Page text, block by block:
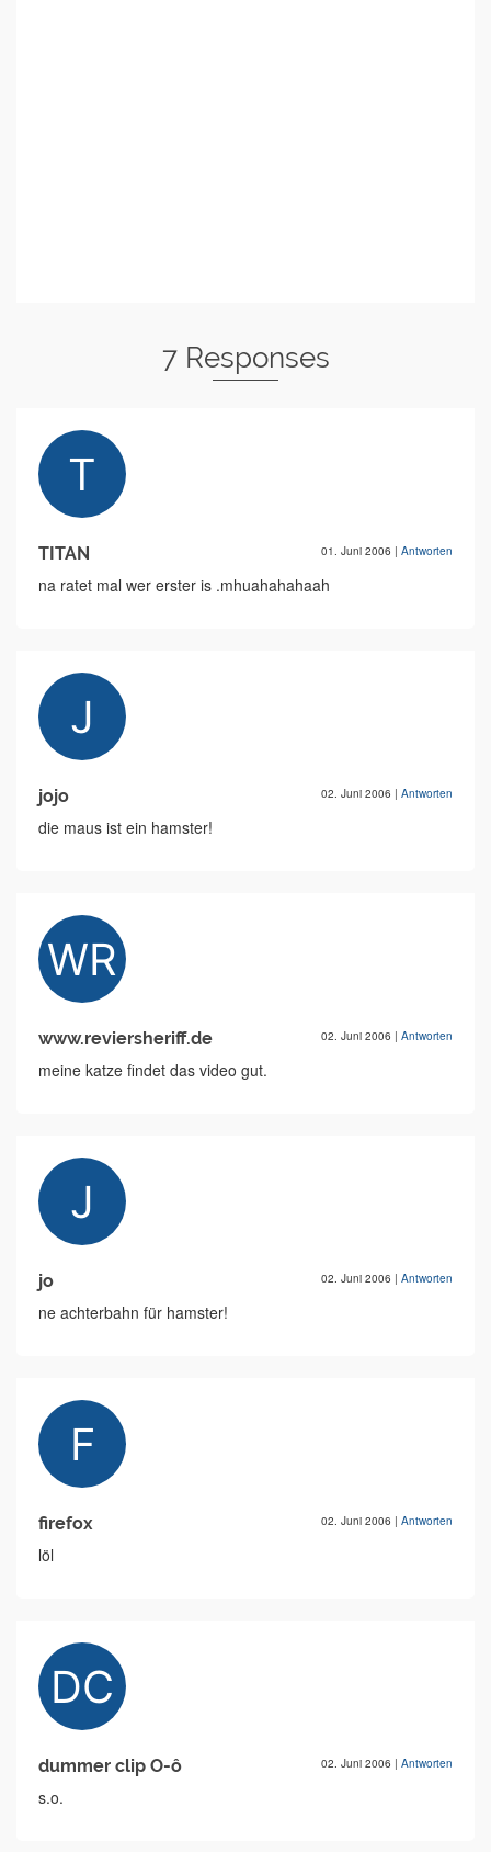
7 Responses
TITAN 01. Juni 2006 | Antworten
na ratet mal wer erster is .mhuahahahaah
jojo 02. Juni 2006 | Antworten
die maus ist ein hamster!
www.reviersheriff.de 02. Juni 2006 | Antworten
meine katze findet das video gut.
jo 02. Juni 2006 | Antworten
ne achterbahn für hamster!
firefox 02. Juni 2006 | Antworten
löl
dummer clip O-ô 02. Juni 2006 | Antworten
s.o.